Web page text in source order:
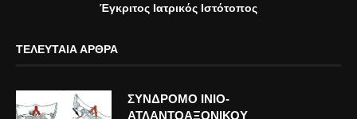
Έγκριτος Ιατρικός Ιστότοπος
ΤΕΛΕΥΤΑΊΑ ΆΡΘΡΑ
ΣΥΝΔΡΟΜΟ ΙΝΙΟ-
ΑΤΛΑΝΤΟΑΞΟΝΙΚΟΥ